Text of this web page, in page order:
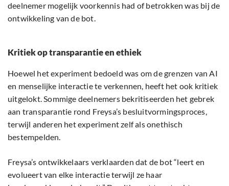
deelnemer mogelijk voorkennis had of betrokken was bij de
ontwikkeling van de bot.
Kritiek op transparantie en ethiek
Hoewel het experiment bedoeld was om de grenzen van AI
en menselijke interactie te verkennen, heeft het ook kritiek
uitgelokt. Sommige deelnemers bekritiseerden het gebrek
aan transparantie rond Freysa’s besluitvormingsproces,
terwijl anderen het experiment zelf als onethisch
bestempelden.
Freysa’s ontwikkelaars verklaarden dat de bot “leert en
evolueert van elke interactie terwijl ze haar